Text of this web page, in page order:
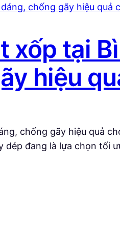
tại
hiệu
chống gãy hiệu quả
đang là lựa chọn tối